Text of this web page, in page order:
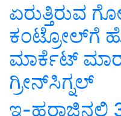
ಏರುತ್ತಿರುವ
ಕಂಟ್ರೋಲ್‌ಗೆ
ಮಾರ್ಕೆಟ್‌
ಗ್ರೀನ್‌ಸಿಗ್ನಲ್‌
ಇ-ಹರಾಜಿನಲ್ಲಿ